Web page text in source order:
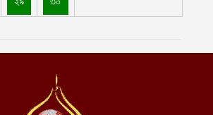
ছাত্রশক্তির বেশ কয়েকজন আহত
মামুনুল হকের অফিসের পাশে ককটেল বিস্ফোরণ